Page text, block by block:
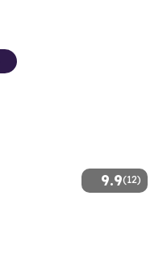
9.9(12)